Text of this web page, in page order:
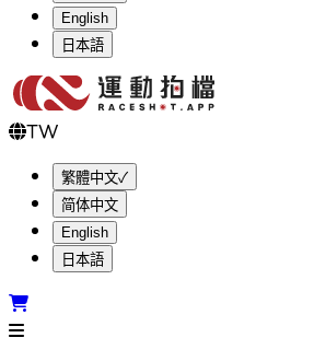
English
日本語
TW
繁體中文✓
简体中文
English
日本語